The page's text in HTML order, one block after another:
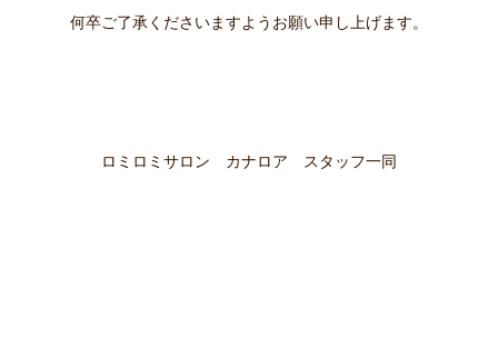
何卒ご了承くださいますようお願い申し上げます。
ロミロミサロン カナロア スタッフ一同